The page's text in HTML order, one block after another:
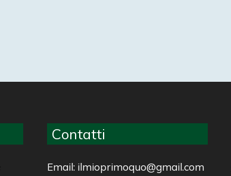
Contatti
Email: ilmioprimoquo@gmail.com